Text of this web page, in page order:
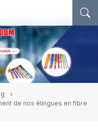
de nos élingues en fibre